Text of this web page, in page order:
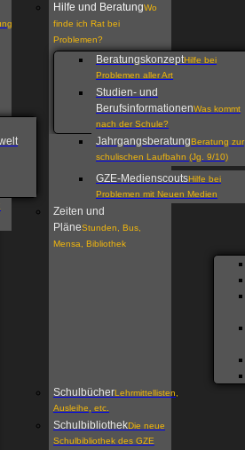
Hilfe und BeratungWo
finde ich Rat bei
Problemen?
BeratungskonzeptHilfe bei
Problemen aller Art
Studien- und
BerufsinformationenWas kommt
nach der Schule?
JahrgangsberatungBeratung zur
schulischen Laufbahn (Jg. 9/10)
GZE-MedienscoutsHilfe bei
Problemen mit Neuen Medien
Zeiten und
PläneStunden, Bus,
Mensa, Bibliothek
SchulbücherLehrmittellisten,
Ausleihe, etc.
SchulbibliothekDie neue
Schulbibliothek des GZE